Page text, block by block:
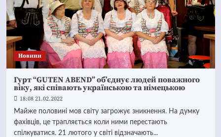
Новини
Гурт “GUTEN ABEND” об’єднує людей поважного
віку, які співають українською та німецькою
18:08 21.02.2022
Майже половині мов світу загрожує зникнення. На думку
фахівців, це трапляється коли ними перестають
спілкуватися. 21 лютого у світі відзначають...